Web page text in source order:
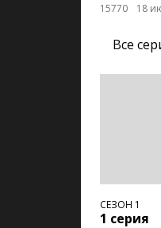
15770 18
Все
СЕЗОН 1
1 серия